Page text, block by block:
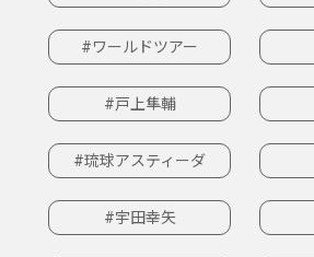
#ワールドツアー
#戸上隼輔
#琉球アスティーダ
#宇田幸矢